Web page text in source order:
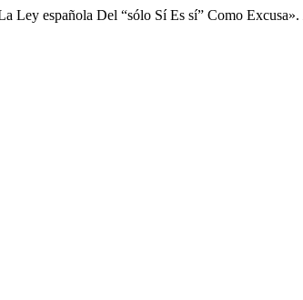
Ley española Del “sólo Sí Es sí” Como Excusa».